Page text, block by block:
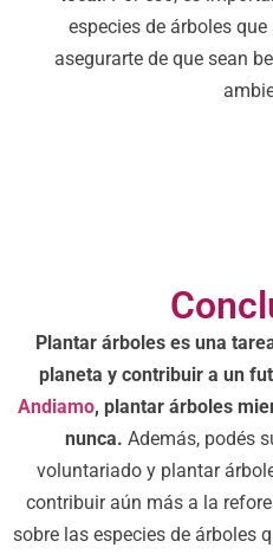
especies de árboles
asegurarte de que sean
Plantar árboles es una
planeta y contribuir a un
Andiamo, plantar árboles
nunca. Además, podés
voluntariado y plantar
contribuir aún más a la
sobre las especies de árboles